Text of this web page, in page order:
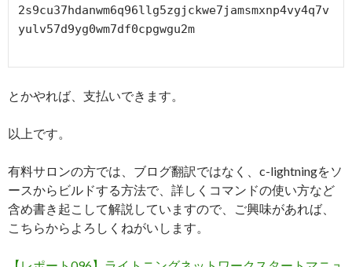
2s9cu37hdanwm6q96llg5zgjckwe7jamsmxnp4vy4q7v
yulv57d9yg0wm7df0cpgwgu2m
とかやれば、支払いできます。
以上です。
有料サロンの方では、ブログ翻訳ではなく、c-lightningをソ
ースからビルドする方法で、詳しくコマンドの使い方など
含め書き起こして解説していますので、ご興味があれば、
こちらからよろしくねがいします。